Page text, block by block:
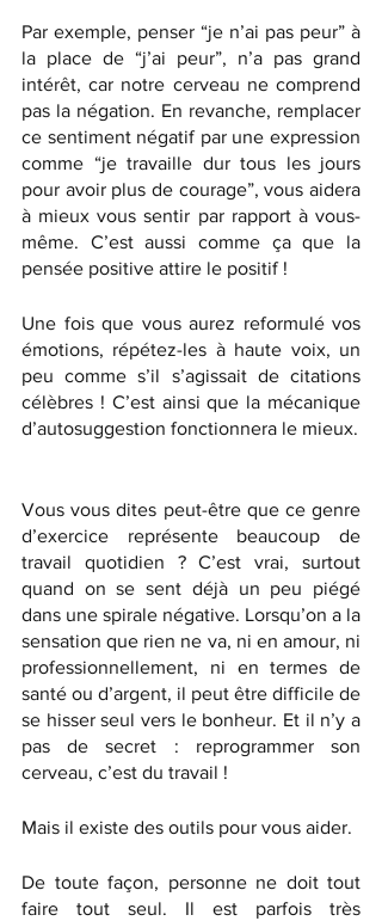
Par exemple, penser “je n’ai pas peur” à
la place de “j’ai peur”, n’a pas grand
intérêt, car notre cerveau ne comprend
pas la négation. En revanche, remplacer
ce sentiment négatif par une expression
comme “je travaille dur tous les jours
pour avoir plus de courage”, vous aidera
à mieux vous sentir par rapport à vous-
même. C’est aussi comme ça que la
pensée positive attire le positif !
Une fois que vous aurez reformulé vos
émotions, répétez-les à haute voix, un
peu comme s’il s’agissait de citations
célèbres ! C’est ainsi que la mécanique
d’autosuggestion fonctionnera le mieux.
Vous vous dites peut-être que ce genre
d’exercice représente beaucoup de
travail quotidien ? C’est vrai, surtout
quand on se sent déjà un peu piégé
dans une spirale négative. Lorsqu’on a la
sensation que rien ne va, ni en amour, ni
professionnellement, ni en termes de
santé ou d’argent, il peut être difficile de
se hisser seul vers le bonheur. Et il n’y a
pas de secret : reprogrammer son
cerveau, c’est du travail !
Mais il existe des outils pour vous aider.
De toute façon, personne ne doit tout
faire tout seul. Il est parfois très